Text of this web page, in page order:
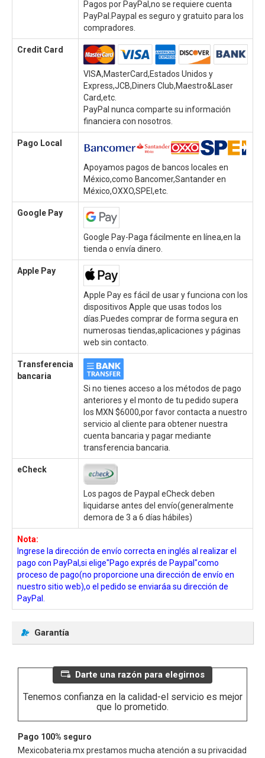
Pagos por PayPal,no se requiere cuenta
PayPal.Paypal es seguro y gratuito para los
compradores.
Credit Card
VISA,MasterCard,Estados Unidos y
Express,JCB,Diners Club,Maestro&Laser
Card,etc.
PayPal nunca comparte su información
financiera con nosotros.
Pago Local
Apoyamos pagos de bancos locales en
México,como Bancomer,Santander en
México,OXXO,SPEI,etc.
Google Pay
Google Pay-Paga fácilmente en línea,en la
tienda o envía dinero.
Apple Pay
Apple Pay es fácil de usar y funciona con los
dispositivos Apple que usas todos los
días.Puedes comprar de forma segura en
numerosas tiendas,aplicaciones y páginas
web sin contacto.
Transferencia
bancaria
Si no tienes acceso a los métodos de pago
anteriores y el monto de tu pedido supera
los MXN $6000,por favor contacta a nuestro
servicio al cliente para obtener nuestra
cuenta bancaria y pagar mediante
transferencia bancaria.
eCheck
Los pagos de Paypal eCheck deben
liquidarse antes del envío(generalmente
demora de 3 a 6 días hábiles)
Nota:
Ingrese la dirección de envío correcta en inglés al realizar el
pago con PayPal,si elige"Pago exprés de Paypal"como
proceso de pago(no proporcione una dirección de envío en
nuestro sitio web),o el pedido se enviaráa su dirección de
PayPal.
Garantía
Darte una razón para elegirnos
Tenemos confianza en la calidad-el servicio es mejor
que lo prometido.
Pago 100% seguro
Mexicobateria.mx prestamos mucha atención a su privacidad